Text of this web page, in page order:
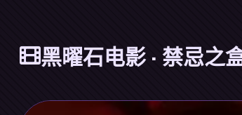
黑曜石电影 · 禁忌之